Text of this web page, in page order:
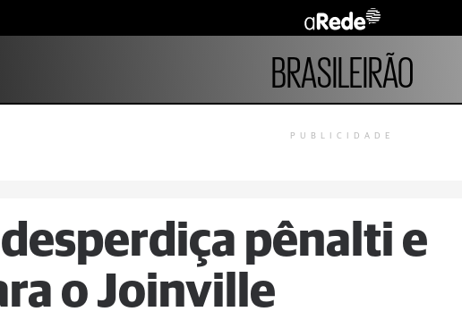
BRASILEIRÃO
PUBLICIDADE
pênalti e
o Joinville